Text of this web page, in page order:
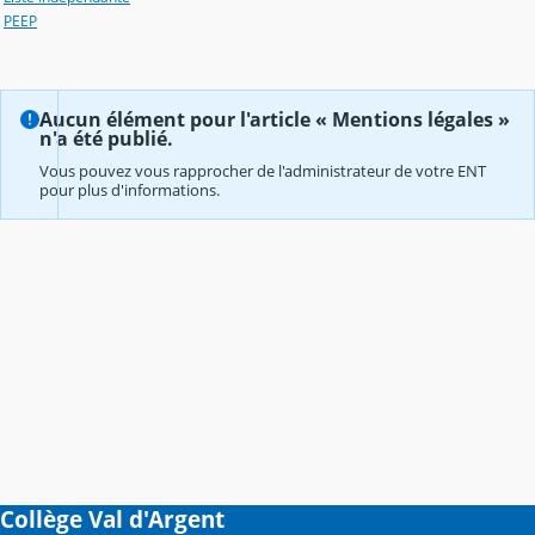
PEEP
Aucun élément pour l'article « Mentions légales »
n'a été publié.
Vous pouvez vous rapprocher de l'administrateur de votre ENT
pour plus d'informations.
Collège Val d'Argent